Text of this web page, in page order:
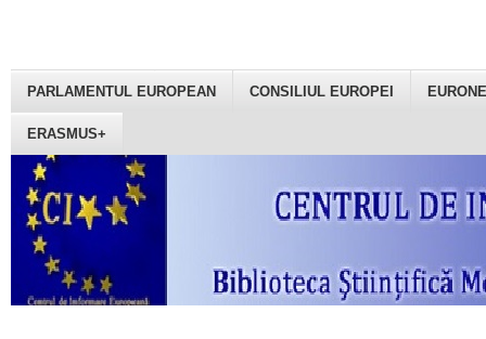
PARLAMENTUL EUROPEAN CONSILIUL EUROPEI
ERASMUS+